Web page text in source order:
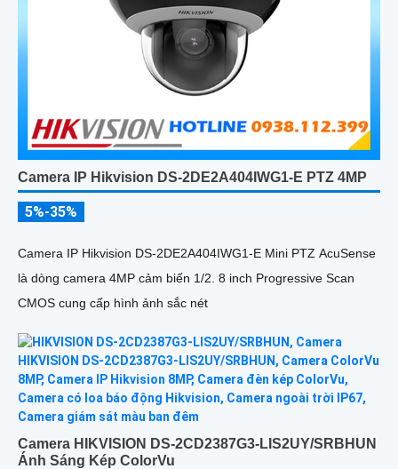
Camera IP Hikvision DS-2DE2A404IWG1-E PTZ 4MP
5%-35%
Camera IP Hikvision DS-2DE2A404IWG1-E Mini PTZ AcuSense
là dòng camera 4MP cảm biến 1/2. 8 inch Progressive Scan
CMOS cung cấp hình ảnh sắc nét
Camera HIKVISION DS-2CD2387G3-LIS2UY/SRBHUN
Ánh Sáng Kép ColorVu